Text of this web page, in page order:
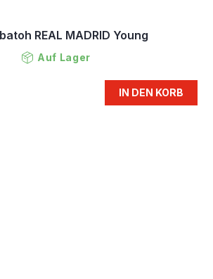
REAL MADRID Young
Auf Lager
IN DEN KORB